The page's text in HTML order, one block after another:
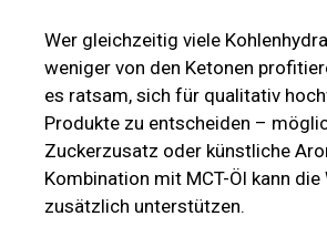
Wer gleichzeitig viele
weniger von den Ketonen
es ratsam, sich für qualitativ
Produkte zu entscheiden –
Zuckerzusatz oder künstliche
Kombination mit MCT-Öl kann die
zusätzlich unterstützen.